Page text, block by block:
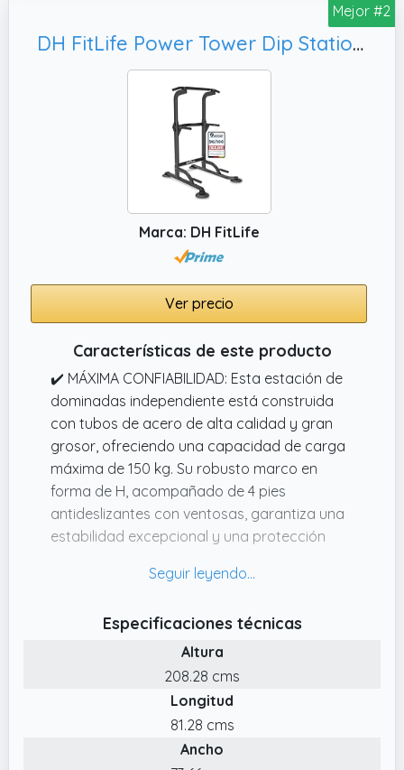
Hemos diseñado una Base en "H" Extendida
(82cm) con ventosas de succión que se
adhiere al suelo como una lapa.
✔️ AJUSTE PARA GIGANTES Y NIÑOS (165cm
235cm): No importa si mides 1,50m o 2,00m.
Con 11 niveles de altura regulables, toda la
familia puede entrenar.
Mejor #2
DH FitLife Power Tower Dip Station | Barra de Dominadas Independiente | Estación de Fondos | Barras Paralelas para Espalda | Estación de Entrenamiento Multifuncional | Power Rack Para Gimnasio en Casa
Marca: DH FitLife
Ver precio
Características de este producto
✔️ MÁXIMA CONFIABILIDAD: Esta estación de
dominadas independiente está construida
con tubos de acero de alta calidad y gran
grosor, ofreciendo una capacidad de carga
máxima de 150 kg. Su robusto marco en
forma de H, acompañado de 4 pies
antideslizantes con ventosas, garantiza una
estabilidad excepcional y una protección
✔️ MÁXIMA FLEXIBILIDAD Y LIBERTAD: Gracias
de fuerza se adapta a cualquier tipo de
cuerpo y objetivo de entrenamiento. Los 4
pomos de ajuste aseguran una mayor
estabilidad durante tu rutina de ejercicios.
✔️ DISEÑO ERGONÓMICO: Esta DipStation ha
sido pensada para adaptarse a los hábitos
Especificaciones técnicas
Altura
208.28 cms
Longitud
81.28 cms
Ancho